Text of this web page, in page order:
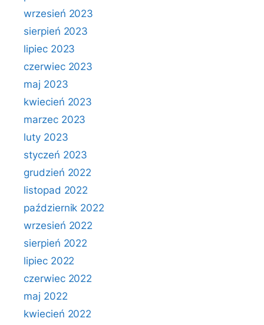
wrzesień 2023
sierpień 2023
lipiec 2023
czerwiec 2023
maj 2023
kwiecień 2023
marzec 2023
luty 2023
styczeń 2023
grudzień 2022
listopad 2022
październik 2022
wrzesień 2022
sierpień 2022
lipiec 2022
czerwiec 2022
maj 2022
kwiecień 2022